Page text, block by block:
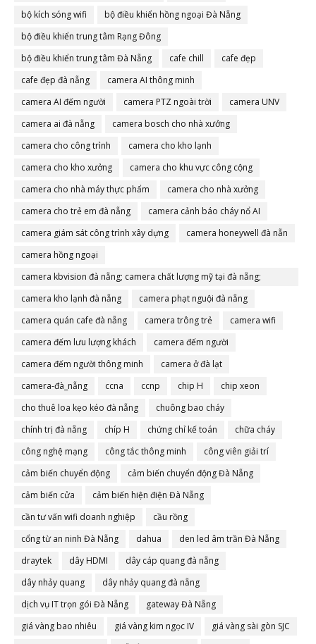
bộ kích sóng wifi
bộ điều khiển hồng ngoại Đà Nẵng
bộ điều khiển trung tâm Rạng Đông
bộ điều khiển trung tâm Đà Nẵng
cafe chill
cafe đẹp
cafe đẹp đà nẵng
camera AI thông minh
camera AI đếm người
camera PTZ ngoài trời
camera UNV
camera ai đà nẵng
camera bosch cho nhà xưởng
camera cho công trình
camera cho kho lạnh
camera cho kho xưởng
camera cho khu vực công cộng
camera cho nhà máy thực phẩm
camera cho nhà xưởng
camera cho trẻ em đà nẵng
camera cảnh báo cháy nổ AI
camera giám sát công trình xây dựng
camera honeywell đà nẵn
camera hồng ngoại
camera kbvision đà nẵng; camera chất lượng mỹ tại đà nẵng;
camera đà nẵng
camera kho lạnh đà nẵng
camera phạt nguội đà nẵng
camera quán cafe đà nẵng
camera trông trẻ
camera wifi
camera đếm lưu lượng khách
camera đếm người
camera đếm người thông minh
camera ở đà lạt
camera-đà_nẵng
ccna ccnp chip H
chip xeon
cho thuê loa kẹo kéo đà nẵng
chuông bao cháy
chính trị đà nẵng
chíp H chứng chỉ kế toán
chữa cháy
công nghệ mạng
công tắc thông minh
công viên giải trí
cảm biến chuyển động
cảm biến chuyển động Đà Nẵng
cảm biến cửa
cảm biến hiện điện Đà Nẵng
cần tư vấn wifi doanh nghiệp
cầu rồng
cổng từ an ninh Đà Nẵng
dahua
den led âm trần Đà Nẵng
draytek
dây HDMI
dây cáp quang đà nẵng
dây nhảy quang
dây nhảy quang đà nẵng
dịch vụ IT trọn gói Đà Nẵng
gateway Đà Nẵng
giá vàng bao nhiêu
giá vàng kim ngọc IV
giá vàng sài gòn SJC